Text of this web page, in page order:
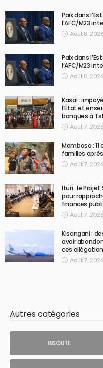
Paix dans
l’AFC/M23
Août 8, 2026
Paix dans
l’AFC/M23
Août 8, 2026
Kasaï :
l’État et
banques à
Août 7, 2026
Mambasa :
familles
Août 7, 2026
Ituri : le Projet
pour
finances
Août 7, 2026
Kisangani :
avoir
ces
Août 7, 2026
Autres catégories
INSOLITE